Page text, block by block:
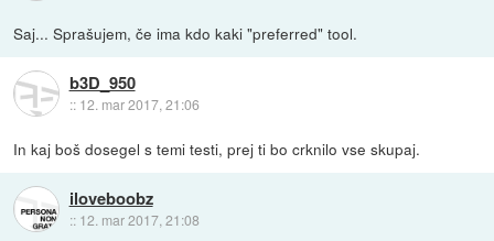
Saj... Sprašujem, če ima kdo kaki "preferred" tool.
b3D_950
:: 12. mar 2017, 21:06
In kaj boš dosegel s temi testi, prej ti bo crknilo vse skupaj.
iloveboobz
:: 12. mar 2017, 21:08